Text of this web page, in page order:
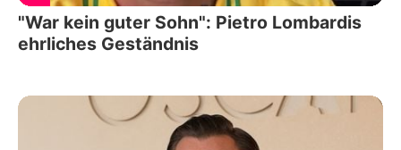
"War kein guter Sohn": Pietro Lombardis
ehrliches Geständnis